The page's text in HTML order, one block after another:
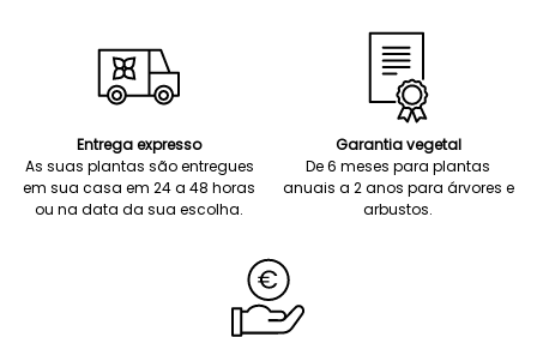
Entrega expresso
As suas plantas são entregues
em sua casa em 24 a 48 horas
ou na data da sua escolha.
Garantia vegetal
De 6 meses para plantas
anuais a 2 anos para árvores e
arbustos.